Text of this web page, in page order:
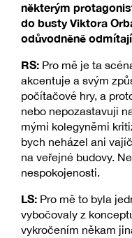
některým
do busty Viktora
odůvodněně
RS: Pro mě je ta
akcentuje a svým
počítačové hry, a
nebo nepozastavuji
mými kolegyněmi
bych neházel ani
na veřejné budovy.
nespokojenosti.
LS: Pro mě to byla
vybočovaly z
vykročením někam